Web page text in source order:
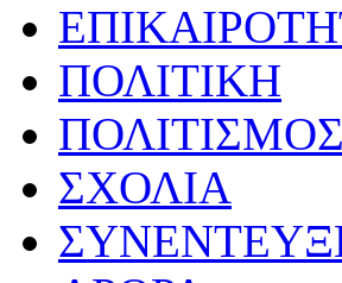
ΠΟΛΙΤΙΚΗ
ΠΟΛΙΤΙΣΜΟΣ
ΣΧΟΛΙΑ